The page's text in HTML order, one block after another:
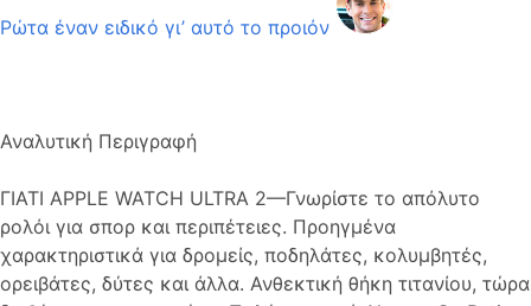
Ρώτα έναν ειδικό γι’ αυτό το προιόν
Αναλυτική Περιγραφή
ΓΙΑΤΙ APPLE WATCH ULTRA 2—Γνωρίστε το απόλυτο
ρολόι για σπορ και περιπέτειες. Προηγμένα
χαρακτηριστικά για δρομείς, ποδηλάτες, κολυμβητές,
ορειβάτες, δύτες και άλλα. Ανθεκτική θήκη τιτανίου, τώρα